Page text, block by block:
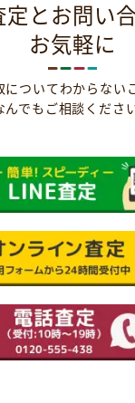
定とお問い
お気軽に
についてわからない
んでもご相談ください